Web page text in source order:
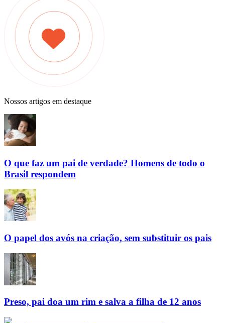
Nossos artigos em destaque
O que faz um pai de verdade? Homens de todo o
Brasil respondem
O papel dos avós na criação, sem substituir os pais
Preso, pai doa um rim e salva a filha de 12 anos